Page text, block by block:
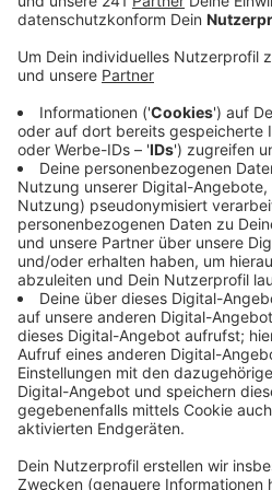
Veröffentlicht:Mittwoch,
Anzeige
Betroffen ist der Bereich der
der Streckenabschnitt
Stellen Gummersbach und
Richtungen. In dieser Zeit
dort Markierungs- und
den LKW-Verkehr. Der muss
bestimmte Vorgaben für
– sonst droht eine Sperrung
Neben der Autobahn sind
In Gummersbach in
in Richtung Olpe. Der Verkehr
U67 umgeleitet.